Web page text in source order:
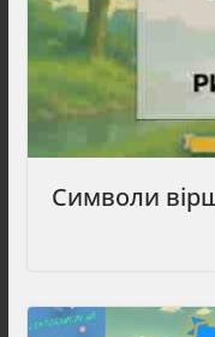
Символи